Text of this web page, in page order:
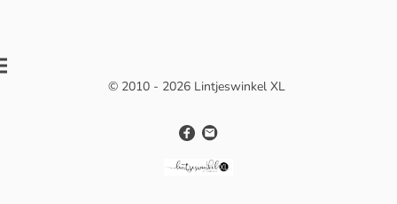
© 2010 - 2026 Lintjeswinkel XL